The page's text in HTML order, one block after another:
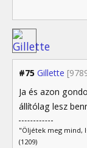
#75 Gillette
Ja és azon
állítólag lesz
"Öljétek meg mind,
(1209)